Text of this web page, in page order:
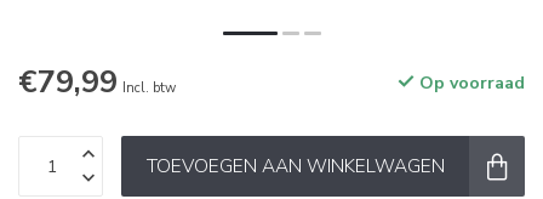
€79,99 Incl. btw Op voorraad
TOEVOEGEN AAN WINKELWAGEN